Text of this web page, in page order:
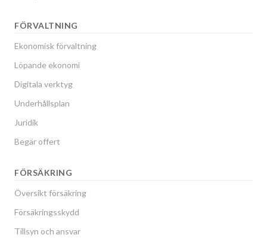
FÖRVALTNING
Ekonomisk förvaltning
Löpande ekonomi
Digitala verktyg
Underhållsplan
Juridik
Begär offert
FÖRSÄKRING
Översikt försäkring
Försäkringsskydd
Tillsyn och ansvar